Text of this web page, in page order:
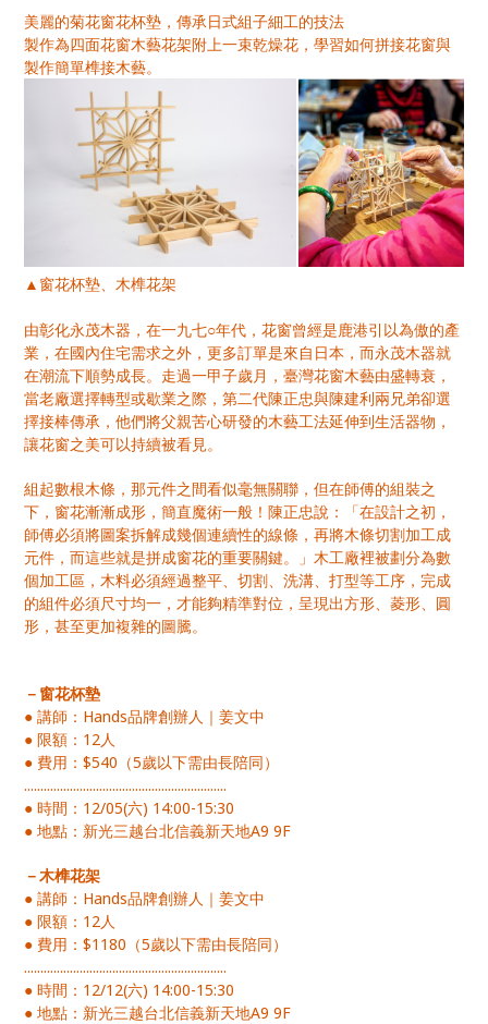
美麗的菊花窗花杯墊，傳承日式組子細工的技法
製作為四面花窗木藝花架附上一束乾燥花，學習如何拼接花窗與
製作簡單榫接木藝。
▲窗花杯墊、木榫花架
由彰化永茂木器，在一九七○年代，花窗曾經是鹿港引以為傲的產
業，在國內住宅需求之外，更多訂單是來自日本，而永茂木器就
在潮流下順勢成長。走過一甲子歲月，臺灣花窗木藝由盛轉衰，
當老廠選擇轉型或歇業之際，第二代陳正忠與陳建利兩兄弟卻選
擇接棒傳承，他們將父親苦心研發的木藝工法延伸到生活器物，
讓花窗之美可以持續被看見。
組起數根木條，那元件之間看似毫無關聯，但在師傅的組裝之
下，窗花漸漸成形，簡直魔術一般！陳正忠說：「在設計之初，
師傅必須將圖案拆解成幾個連續性的線條，再將木條切割加工成
元件，而這些就是拼成窗花的重要關鍵。」木工廠裡被劃分為數
個加工區，木料必須經過整平、切割、洗溝、打型等工序，完成
的組件必須尺寸均一，才能夠精準對位，呈現出方形、菱形、圓
形，甚至更加複雜的圖騰。
－窗花杯墊
● 講師：Hands品牌創辦人｜姜文中
● 限額：12人
● 費用：$540（5歲以下需由長陪同）
..............................................................
● 時間：12/05(六) 14:00-15:30
● 地點：新光三越台北信義新天地A9 9F
－木榫花架
● 講師：Hands品牌創辦人｜姜文中
● 限額：12人
● 費用：$1180（5歲以下需由長陪同）
..............................................................
● 時間：12/12(六) 14:00-15:30
● 地點：新光三越台北信義新天地A9 9F